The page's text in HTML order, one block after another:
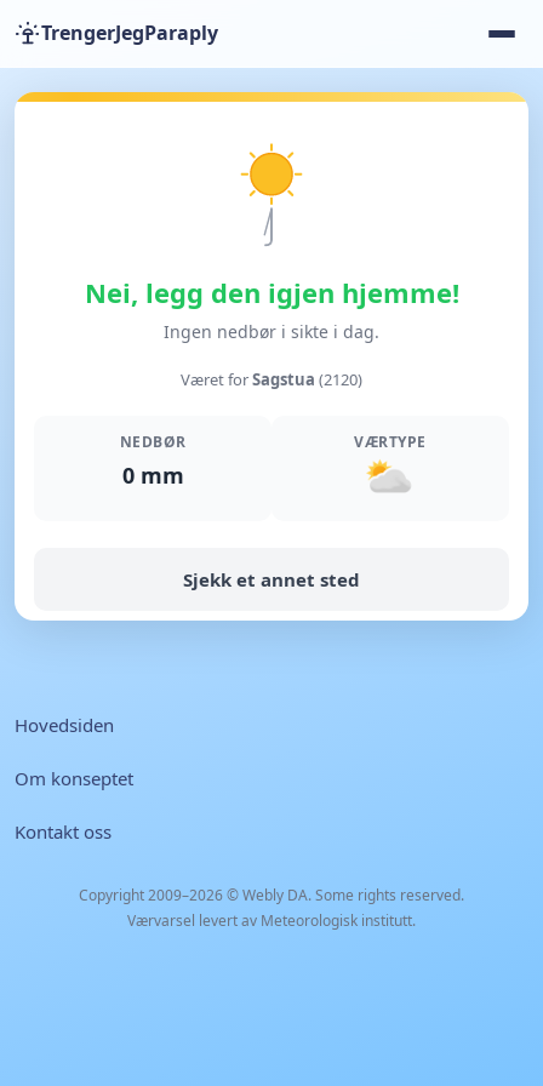
TrengerJegParaply
Nei, legg den igjen hjemme!
Ingen nedbør i sikte i dag.
Været forSagstua (2120)
NEDBØR
0 mm
VÆRTYPE
Sjekk et annet sted
Hovedsiden
Om konseptet
Kontakt oss
Copyright 2009–2026 ©Webly DA. Some rights reserved.
Værvarsel levert av Meteorologisk institutt.